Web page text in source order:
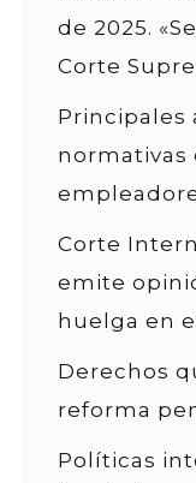
de 2025.
Corte
Principales
normativas
Corte
emite
huelga en
Derechos
reforma
Políticas